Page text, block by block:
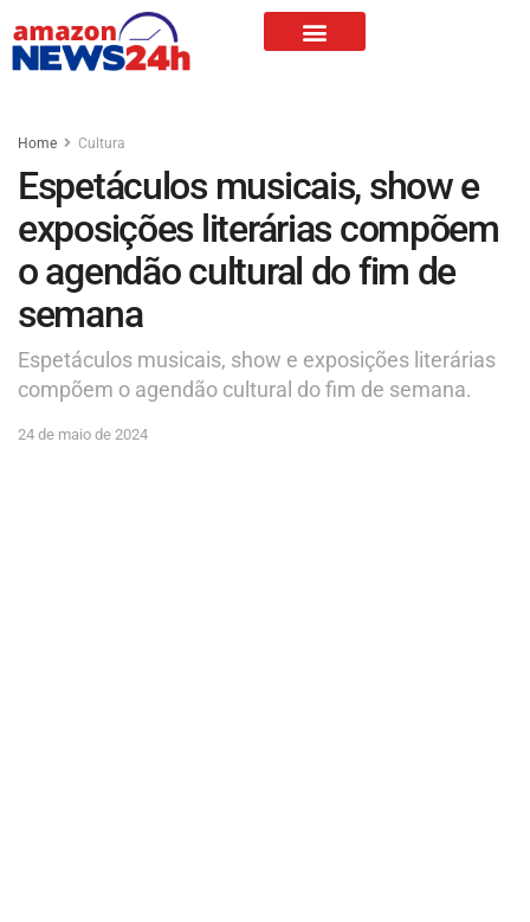
Home Cultura
Espetáculos musicais, show e
exposições literárias compõem
o agendão cultural do fim de
semana
Espetáculos musicais, show e exposições literárias
compõem o agendão cultural do fim de semana.
24 de maio de 2024